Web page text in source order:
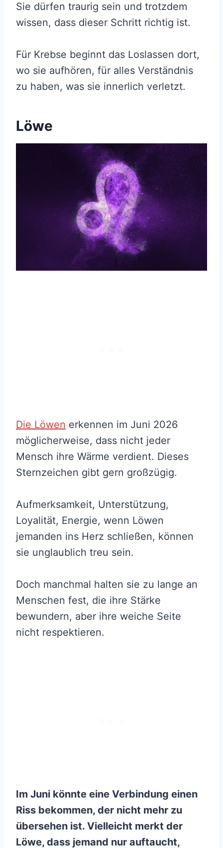
Sie dürfen traurig sein und trotzdem
wissen, dass dieser Schritt richtig ist.
Für Krebse beginnt das Loslassen dort,
wo sie aufhören, für alles Verständnis
zu haben, was sie innerlich verletzt.
Löwe
Die Löwen erkennen im Juni 2026
möglicherweise, dass nicht jeder
Mensch ihre Wärme verdient. Dieses
Sternzeichen gibt gern großzügig.
Aufmerksamkeit, Unterstützung,
Loyalität, Energie, wenn Löwen
jemanden ins Herz schließen, können
sie unglaublich treu sein.
Doch manchmal halten sie zu lange an
Menschen fest, die ihre Stärke
bewundern, aber ihre weiche Seite
nicht respektieren.
Im Juni könnte eine Verbindung einen
Riss bekommen, der nicht mehr zu
übersehen ist. Vielleicht merkt der
Löwe, dass jemand nur auftaucht,